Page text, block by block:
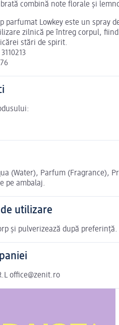
combină note florale și
parfumat Lowkey este un
zilnică pe întreg corpul,
stări de spirit.
(Water), Parfum (Fragrance),
pe ambalaj.
utilizare
și pulverizează după
office@zenit.ro